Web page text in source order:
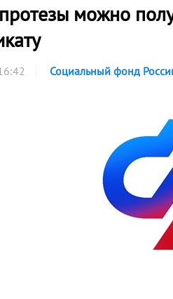
можно
Социальный фонд